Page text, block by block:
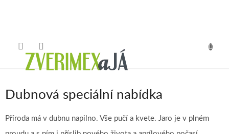
Dubnová speciální nabídka
Příroda má v dubnu napilno. Vše pučí a kvete. Jaro je v plném